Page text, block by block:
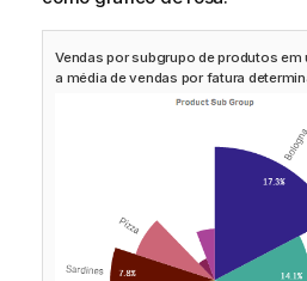
Vendas por subgrupo de produtos
a média de vendas por fatura